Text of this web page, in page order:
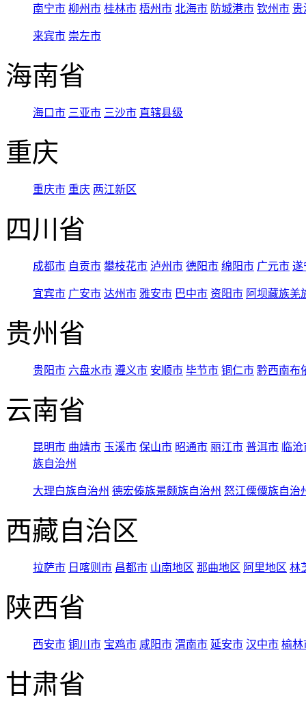
南宁市 柳州市 桂林市 梧州市 北海市 防城港市 钦州市 贵
来宾市 崇左市
海南省
海口市 三亚市 三沙市 直辖县级
重庆
重庆市 重庆 两江新区
四川省
成都市 自贡市 攀枝花市 泸州市 德阳市 绵阳市 广元市 遂
宜宾市 广安市 达州市 雅安市 巴中市 资阳市 阿坝藏族羌
贵州省
贵阳市 六盘水市 遵义市 安顺市 毕节市 铜仁市 黔西南布
云南省
昆明市 曲靖市 玉溪市 保山市 昭通市 丽江市 普洱市 临
族自治州
大理白族自治州 德宏傣族景颇族自治州 怒江傈僳族自治
西藏自治区
拉萨市 日喀则市 昌都市 山南地区 那曲地区 阿里地区 林
陕西省
西安市 铜川市 宝鸡市 咸阳市 渭南市 延安市 汉中市 榆林
甘肃省